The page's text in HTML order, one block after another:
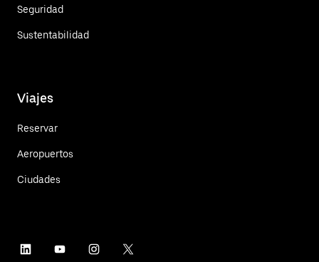
Seguridad
Sustentabilidad
Viajes
Reservar
Aeropuertos
Ciudades